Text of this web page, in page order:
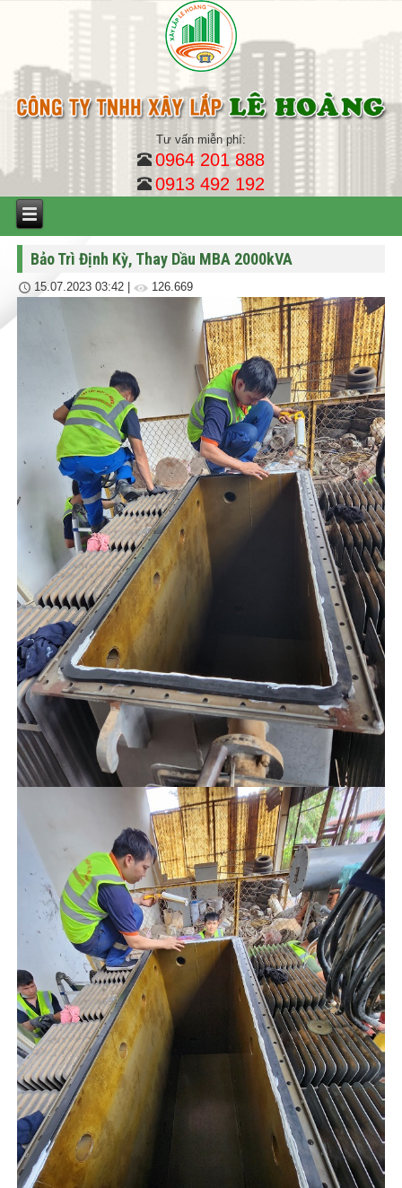
Tư vấn miễn phí:
0964 201 888
0913 492 192
Bảo Trì Định Kỳ, Thay Dầu MBA 2000kVA
15.07.2023 03:42 126.669